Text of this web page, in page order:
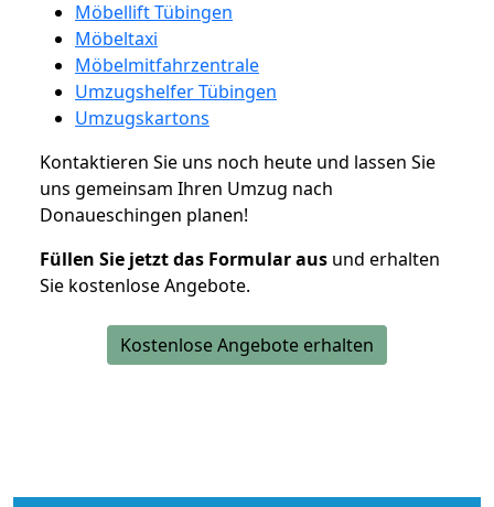
Möbellift Tübingen
Möbeltaxi
Möbelmitfahrzentrale
Umzugshelfer Tübingen
Umzugskartons
Kontaktieren Sie uns noch heute und lassen Sie
uns gemeinsam Ihren Umzug nach
Donaueschingen planen!
Füllen Sie jetzt das Formular aus und erhalten
Sie kostenlose Angebote.
Kostenlose Angebote erhalten